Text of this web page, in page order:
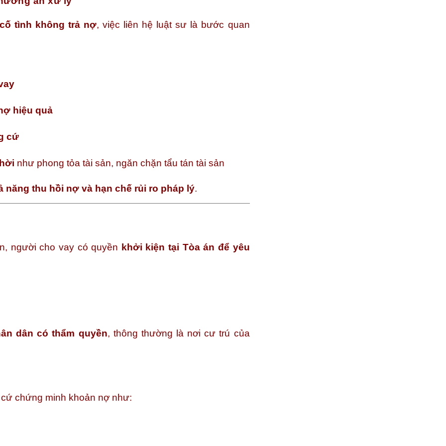
tình không trả nợ, việc liên hệ luật sư là bước quan
hiệu quả
cứ
như phong tỏa tài sản, ngăn chặn tẩu tán tài sản
năng thu hồi nợ và hạn chế rủi ro pháp lý.
người cho vay có quyền khởi kiện tại Tòa án để yêu
dân có thẩm quyền, thông thường là nơi cư trú của
chứng minh khoản nợ như: